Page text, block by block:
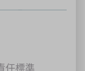
任標準